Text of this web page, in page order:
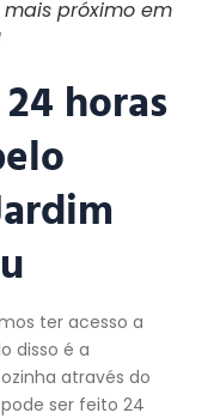
próximo em
horas
ter acesso a
disso é a
através do
ser feito 24